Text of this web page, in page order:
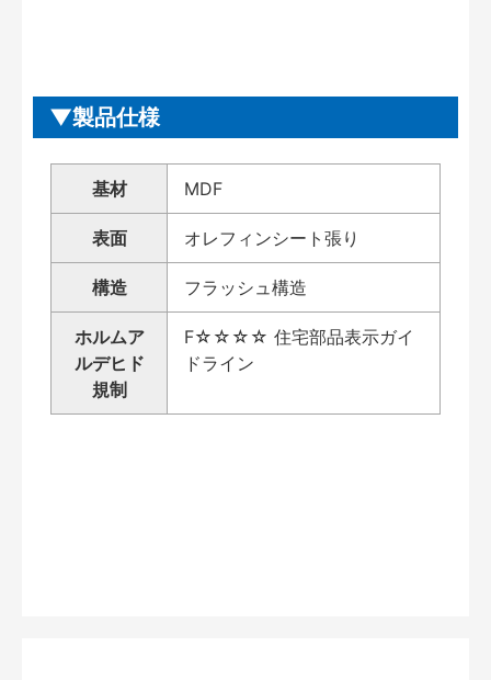
製品仕様
基材 MDF
表面 オレフィンシート張り
構造 フラッシュ構造
ホルムア
ルデヒド
規制
F☆☆☆☆ 住宅部品表示ガイ
ドライン